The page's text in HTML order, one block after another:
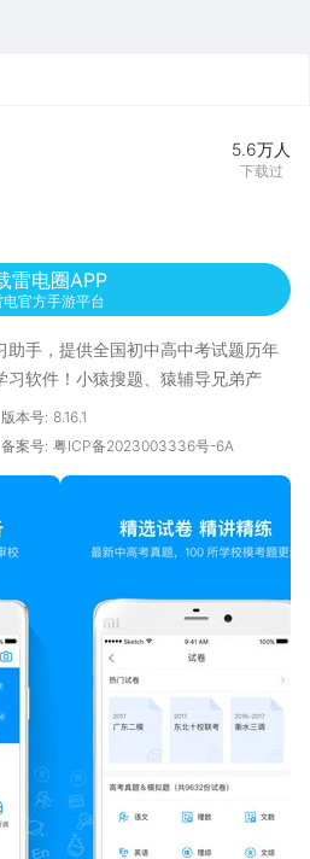
5.6万人
下载过
雷电圈APP
电官方手游平台
助手，提供全国初中高中考试题历年
习软件！小猿搜题、猿辅导兄弟产
，做题感到一种爽！
，我妈看见我用小猿都不阻止我用手
就是用这个软件直接从无望读高中
吧。
初中高中的题目都有~界面美，答题方
啊。
盖数学、英语、语文、物理、化学、
地理九大学科的教材知识点，各科习
版本号: 8.16.1
备案号: 粤ICP备2023003336号-6A